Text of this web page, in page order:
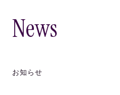
News
お知らせ